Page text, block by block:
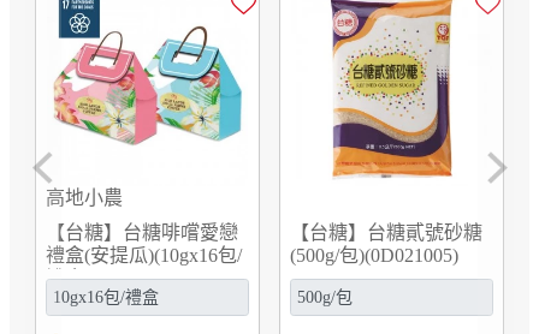
【台糖】台糖海苔芝麻
肉酥(300g/罐)(8603)
【台糖】台糖南瓜籽油
複方軟膠囊(12瓶/箱購)
(8482)(效期2027/03/10)
Previous Next